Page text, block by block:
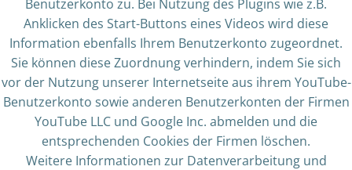
Benutzerkonto zu. Bei Nutzung des Plugins wie z.B.
Anklicken des Start-Buttons eines Videos wird diese
Information ebenfalls Ihrem Benutzerkonto zugeordnet.
Sie können diese Zuordnung verhindern, indem Sie sich
vor der Nutzung unserer Internetseite aus ihrem YouTube-
Benutzerkonto sowie anderen Benutzerkonten der Firmen
YouTube LLC und Google Inc. abmelden und die
entsprechenden Cookies der Firmen löschen.
Weitere Informationen zur Datenverarbeitung und